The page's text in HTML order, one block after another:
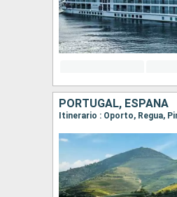
PORTUGAL, ESPAÑA
Itinerario : Oporto, Regua,